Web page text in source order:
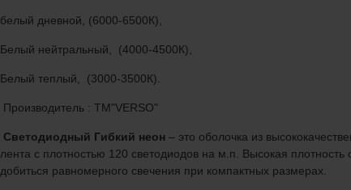
белый дневной, (6000-6500К),
Белый нейтральный, (4000-4500К),
Белый теплый, (3000-3500К).
Производитель : TM"VERSO"
Светодиодный Гибкий неон – это оболочка из
лента с плотностью 120 светодиодов на м.п. Высокая
добиться равномерного свечения при компактных размерах.